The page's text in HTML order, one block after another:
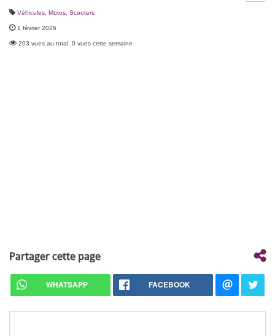
Véhicules Motos, Scooters
1 février 2026
203 vues au total, 0 vues cette semaine
Partager cette page
WHATSAPP FACEBOOK